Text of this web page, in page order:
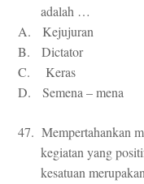
adalah …
A. Kejujuran
B. Dictator
C. Keras
D. Semena – mena
47. Mempertahankan
kegiatan yang
kesatuan